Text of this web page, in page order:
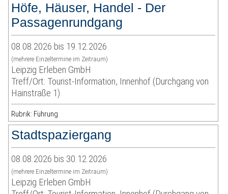
Höfe, Häuser, Handel - Der
Passagenrundgang
08.08.2026 bis 19.12.2026
(mehrere Einzeltermine im Zeitraum)
Leipzig Erleben GmbH
Treff/Ort: Tourist-Information, Innenhof (Durchgang von
Hainstraße 1)
Rubrik: Führung
Stadtspaziergang
08.08.2026 bis 30.12.2026
(mehrere Einzeltermine im Zeitraum)
Leipzig Erleben GmbH